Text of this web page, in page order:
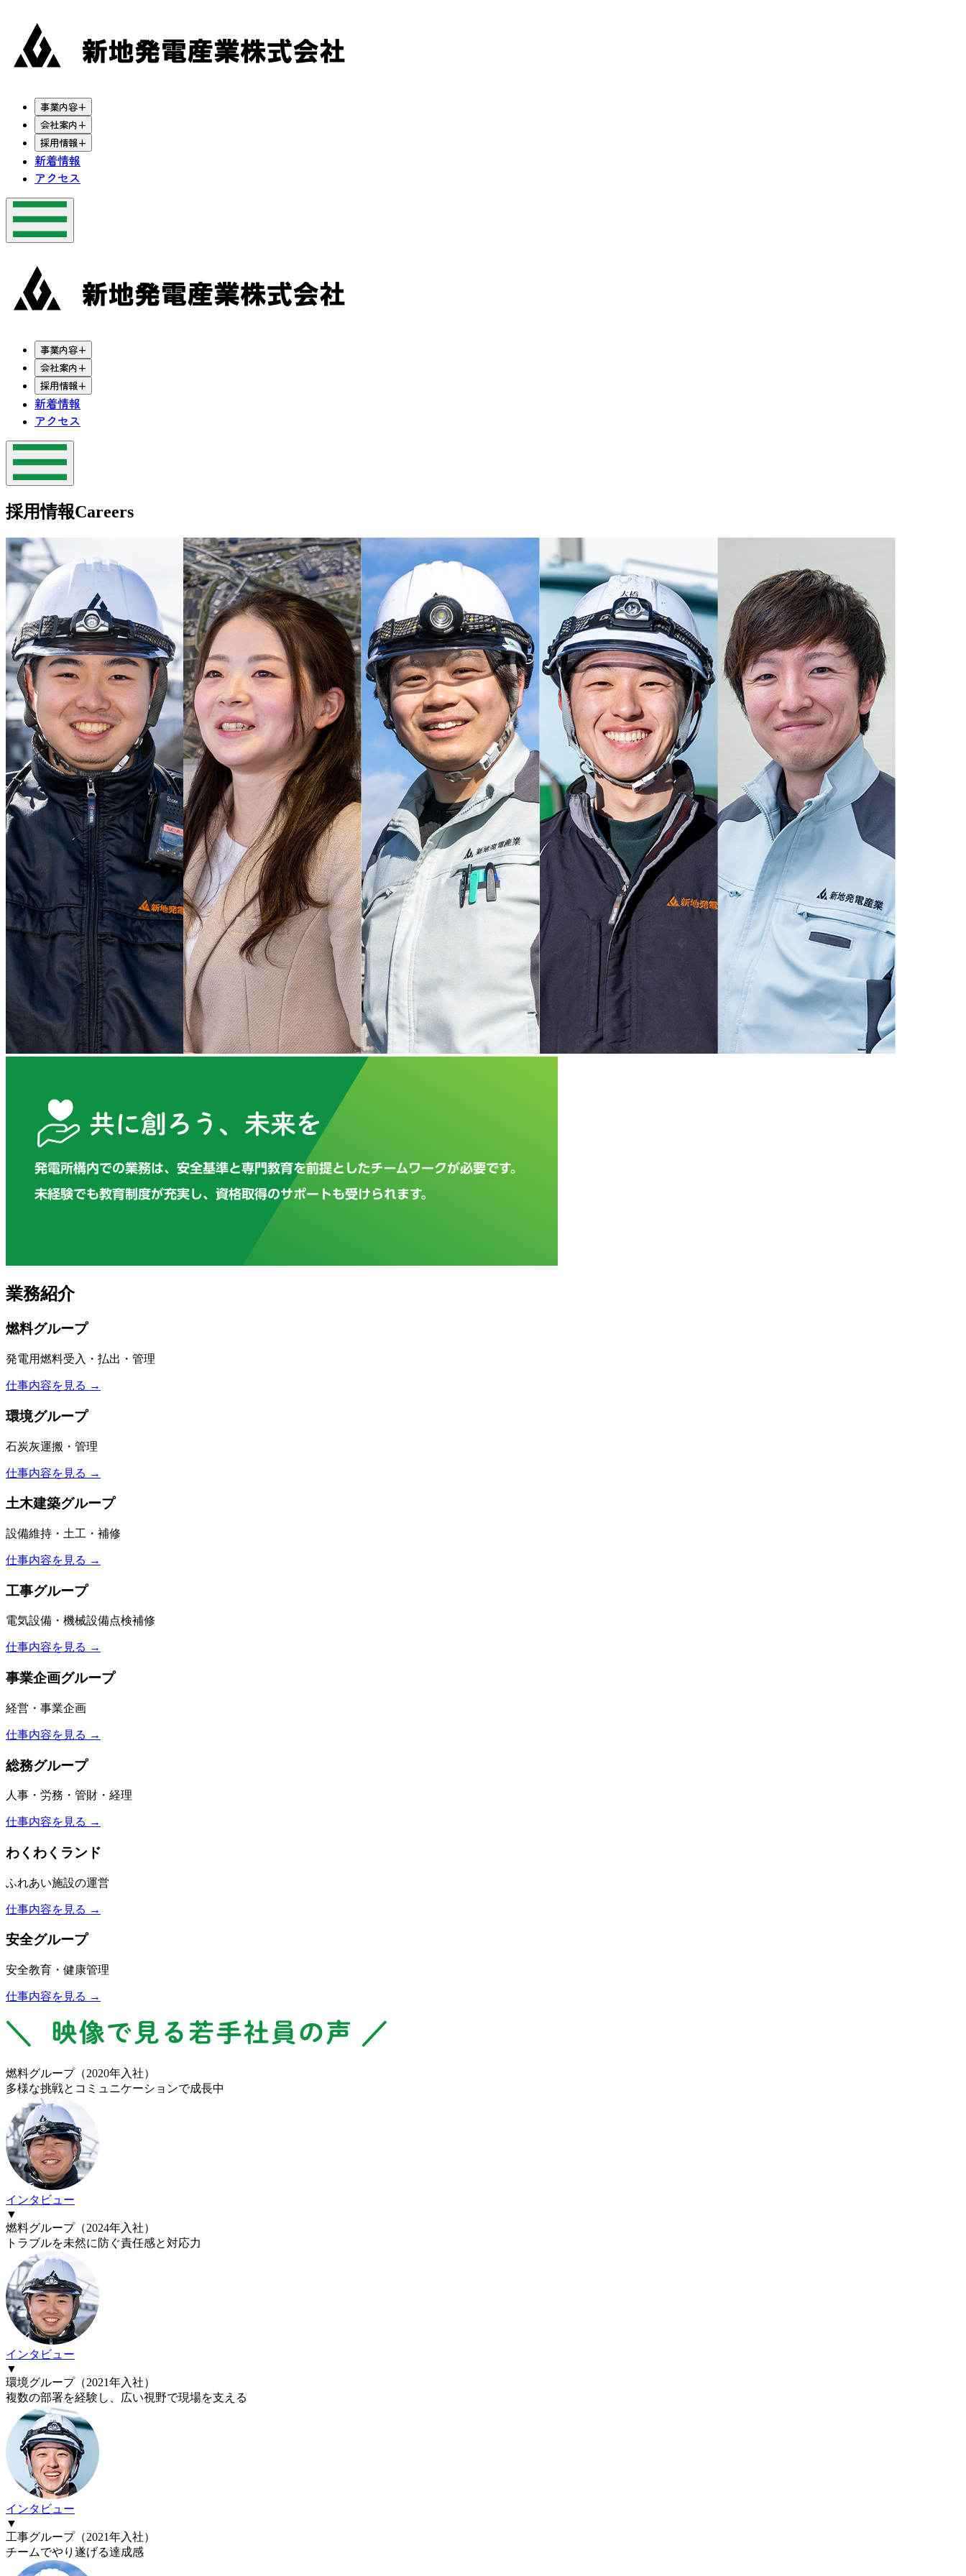
事業内容+
会社案内+
採用情報+
新着情報
アクセス
事業内容+
会社案内+
採用情報+
新着情報
アクセス
採用情報Careers
業務紹介
燃料グループ
発電用燃料受入・払出・管理
仕事内容を見る →
環境グループ
石炭灰運搬・管理
仕事内容を見る →
土木建築グループ
設備維持・土工・補修
仕事内容を見る →
工事グループ
電気設備・機械設備点検補修
仕事内容を見る →
事業企画グループ
経営・事業企画
仕事内容を見る →
総務グループ
人事・労務・管財・経理
仕事内容を見る →
わくわくランド
ふれあい施設の運営
仕事内容を見る →
安全グループ
安全教育・健康管理
仕事内容を見る →
燃料グループ（2020年入社）
多様な挑戦とコミュニケーションで成長中
インタビュー
▼
燃料グループ（2024年入社）
トラブルを未然に防ぐ責任感と対応力
インタビュー
▼
環境グループ（2021年入社）
複数の部署を経験し、広い視野で現場を支える
インタビュー
▼
工事グループ（2021年入社）
チームでやり遂げる達成感